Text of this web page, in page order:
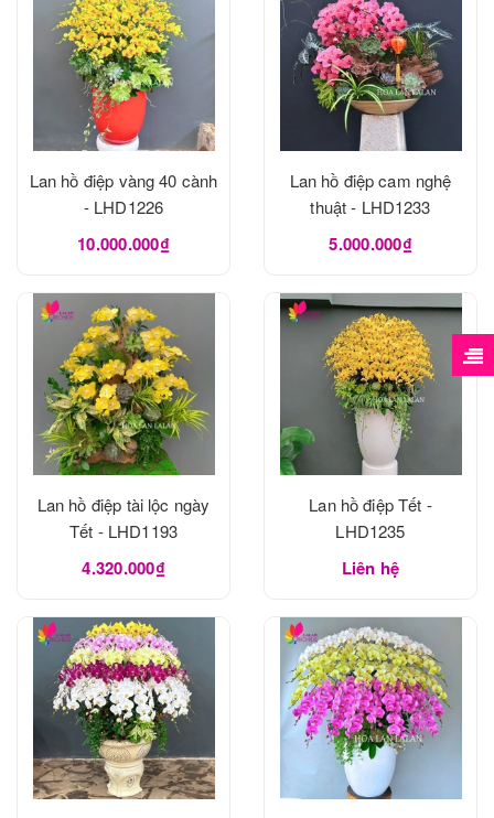
Lan hồ điệp vàng 40 cành
- LHD1226
10.000.000₫
Lan hồ điệp cam nghệ
thuật - LHD1233
5.000.000₫
Lan hồ điệp tài lộc ngày
Tết - LHD1193
4.320.000₫
Lan hồ điệp Tết -
LHD1235
Liên hệ